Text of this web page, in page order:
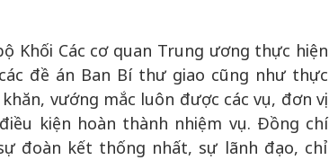
Khối Các cơ quan Trung ương thực hiện
đề án Ban Bí thư giao cũng như thực
vướng mắc luôn được các vụ, đơn vị
kiện hoàn thành nhiệm vụ. Đồng chí
đoàn kết thống nhất, sự lãnh đạo, chỉ